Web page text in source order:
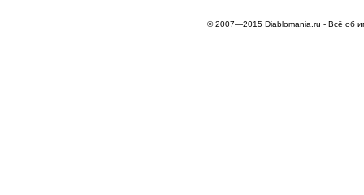
© 2007—2015 Diablomania.ru - Всё об